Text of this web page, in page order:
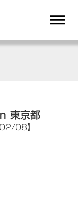
東京都
08】
dehaze